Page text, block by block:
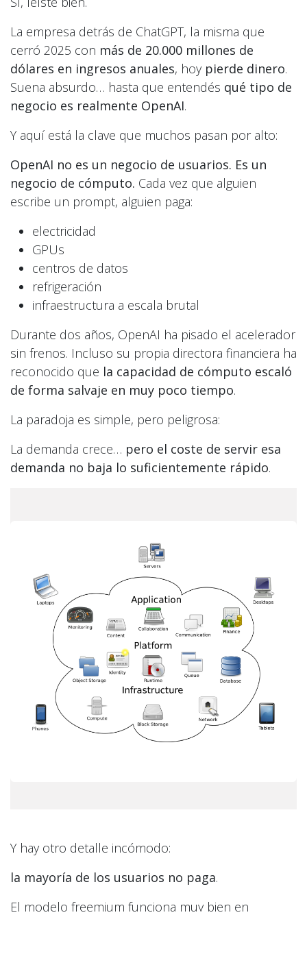
La empresa detrás de ChatGPT, la misma que
cerró 2025 con más de 20.000 millones de
dólares en ingresos anuales, hoy pierde dinero.
Suena absurdo… hasta que entendés qué tipo de
negocio es realmente OpenAI.
Y aquí está la clave que muchos pasan por alto:
OpenAI no es un negocio de usuarios. Es un
negocio de cómputo. Cada vez que alguien
escribe un prompt, alguien paga:
electricidad
GPUs
centros de datos
refrigeración
infraestructura a escala brutal
Durante dos años, OpenAI ha pisado el acelerador
sin frenos. Incluso su propia directora financiera ha
reconocido que la capacidad de cómputo escaló
de forma salvaje en muy poco tiempo.
La paradoja es simple, pero peligrosa:
La demanda crece… pero el coste de servir esa
demanda no baja lo suficientemente rápido.
Y hay otro detalle incómodo:
la mayoría de los usuarios no paga.
El modelo freemium funciona muy bien en